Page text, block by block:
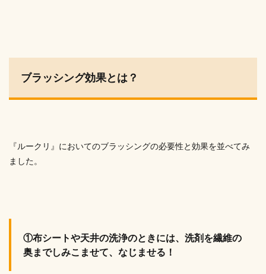
ブラッシング効果とは？
『ルークリ』においてのブラッシングの必要性と効果を並べてみ
ました。
①布シートや天井の洗浄のときには、洗剤を繊維の
奥までしみこませて、なじませる！